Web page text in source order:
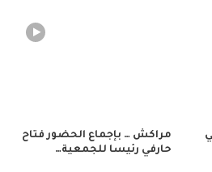
مراكش … بإجماع الحضور فتاح
حارفي رئيسا للجمعية…